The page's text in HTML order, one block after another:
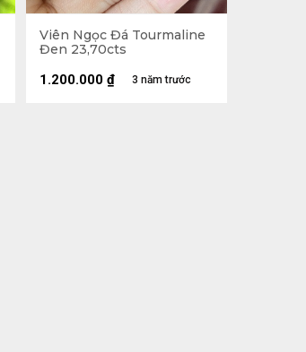
Viên Ngọc Đá Tourmaline
Đen 23,70cts
3 năm trước
1.200.000 ₫